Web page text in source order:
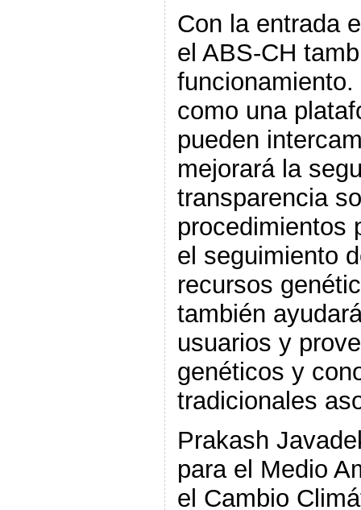
Con la entrada
el ABS-CH
como una
pueden
mejorará la
transparencia
procedimientos
el seguimiento
recursos
también
usuarios y
genéticos y
tradicionales
Prakash
para el Medio
el Cambio